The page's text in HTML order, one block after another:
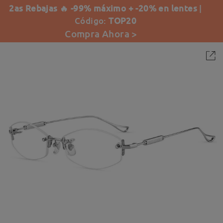
2as Rebajas 🔥 -99% máximo + -20% en lentes |
Código:TOP20
Compra Ahora >